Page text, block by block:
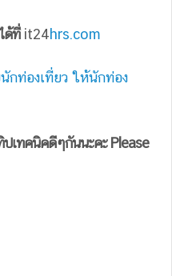
ด้ที่it24hrs.com
กท่องเที่ยว ให้นักท่อง
เทคนิคดีๆกันนะคะ Please